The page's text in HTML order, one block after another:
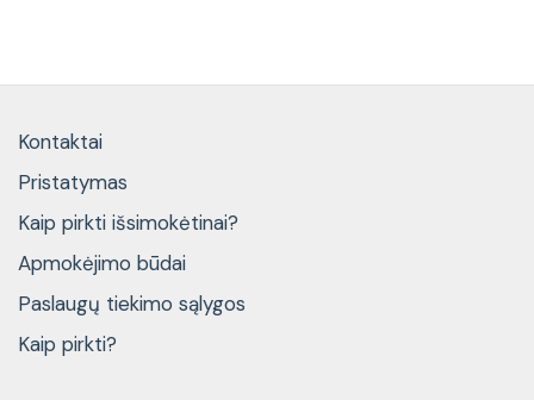
Kontaktai
Pristatymas
Kaip pirkti išsimokėtinai?
Apmokėjimo būdai
Paslaugų tiekimo sąlygos
Kaip pirkti?